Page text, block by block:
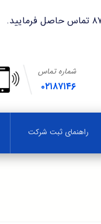
شماره تماس
۰۲۱۸۷۱۴۶
راهنمای ثبت شرکت